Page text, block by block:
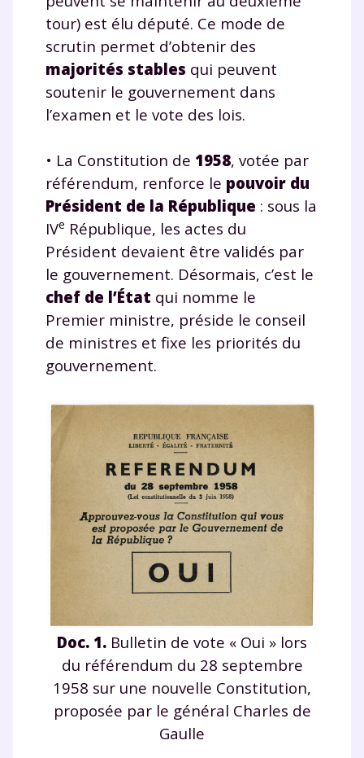
tour) est élu député. Ce mode de
scrutin permet d’obtenir des
majorités stables qui peuvent
soutenir le gouvernement dans
l’examen et le vote des lois.
• La Constitution de 1958, votée par
référendum, renforce le pouvoir du
Président de la République : sous la
IVe République, les actes du
Président devaient être validés par
le gouvernement. Désormais, c’est le
chef de l’État qui nomme le
Premier ministre, préside le conseil
de ministres et fixe les priorités du
gouvernement.
Doc. 1. Bulletin de vote « Oui » lors
du référendum du 28 septembre
1958 sur une nouvelle Constitution,
proposée par le général Charles de
Gaulle